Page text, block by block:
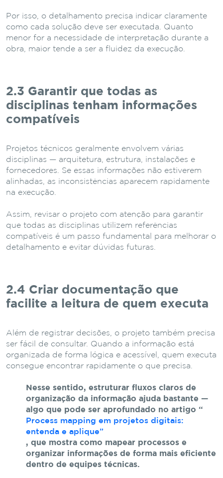
Por isso, o detalhamento precisa indicar claramente
como cada solução deve ser executada. Quanto
menor for a necessidade de interpretação durante a
obra, maior tende a ser a fluidez da execução.
2.3 Garantir que todas as
disciplinas tenham informações
compatíveis
Projetos técnicos geralmente envolvem várias
disciplinas — arquitetura, estrutura, instalações e
fornecedores. Se essas informações não estiverem
alinhadas, as inconsistências aparecem rapidamente
na execução.
Assim, revisar o projeto com atenção para garantir
que todas as disciplinas utilizem referências
compatíveis é um passo fundamental para melhorar o
detalhamento e evitar dúvidas futuras.
2.4 Criar documentação que
facilite a leitura de quem executa
Além de registrar decisões, o projeto também precisa
ser fácil de consultar. Quando a informação está
organizada de forma lógica e acessível, quem executa
consegue encontrar rapidamente o que precisa.
Nesse sentido, estruturar fluxos claros de
organização da informação ajuda bastante —
algo que pode ser aprofundado no artigo “
Process mapping em projetos digitais:
entenda e aplique”
, que mostra como mapear processos e
organizar informações de forma mais eficiente
dentro de equipes técnicas.